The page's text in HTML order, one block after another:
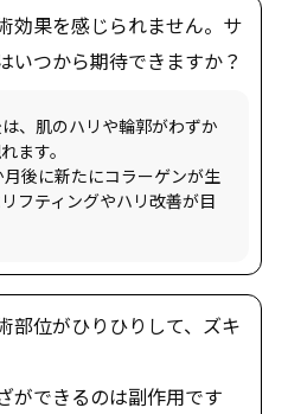
効果を感じられません。サ
、肌のハリや輪郭がわずか
ます。
後に新たにコラーゲンが生
フティングやハリ改善が目
部位がひりひりして、ズキ
ができるのは副作用です